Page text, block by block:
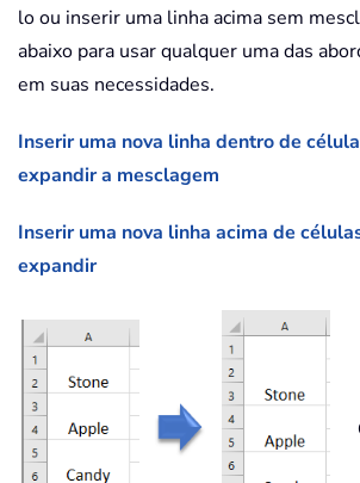
lo ou inserir uma linha acima sem
abaixo para usar qualquer uma das
em suas necessidades.
Inserir uma nova linha dentro de
expandir a mesclagem
Inserir uma nova linha acima de
expandir